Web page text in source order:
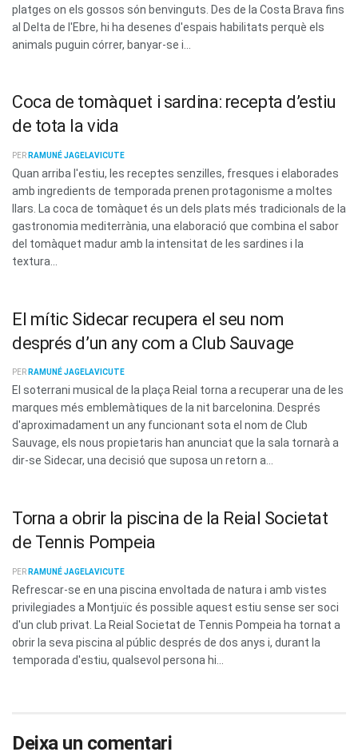
platges on els gossos són benvinguts. Des de la Costa Brava fins
al Delta de l'Ebre, hi ha desenes d'espais habilitats perquè els
animals puguin córrer, banyar-se i...
Coca de tomàquet i sardina: recepta d’estiu
de tota la vida
PER RAMUNÉ JAGELAVICUTE
Quan arriba l'estiu, les receptes senzilles, fresques i elaborades
amb ingredients de temporada prenen protagonisme a moltes
llars. La coca de tomàquet és un dels plats més tradicionals de la
gastronomia mediterrània, una elaboració que combina el sabor
del tomàquet madur amb la intensitat de les sardines i la
textura...
El mític Sidecar recupera el seu nom
després d’un any com a Club Sauvage
PER RAMUNÉ JAGELAVICUTE
El soterrani musical de la plaça Reial torna a recuperar una de les
marques més emblemàtiques de la nit barcelonina. Després
d'aproximadament un any funcionant sota el nom de Club
Sauvage, els nous propietaris han anunciat que la sala tornarà a
dir-se Sidecar, una decisió que suposa un retorn a...
Torna a obrir la piscina de la Reial Societat
de Tennis Pompeia
PER RAMUNÉ JAGELAVICUTE
Refrescar-se en una piscina envoltada de natura i amb vistes
privilegiades a Montjuïc és possible aquest estiu sense ser soci
d'un club privat. La Reial Societat de Tennis Pompeia ha tornat a
obrir la seva piscina al públic després de dos anys i, durant la
temporada d'estiu, qualsevol persona hi...
Deixa un comentari